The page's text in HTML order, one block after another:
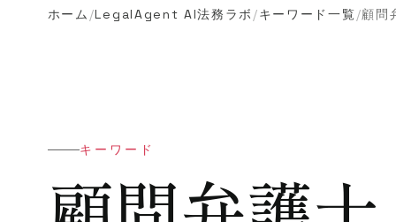
ホーム /LegalAgent AI法務ラボ /キーワード一覧/顧問
キーワード